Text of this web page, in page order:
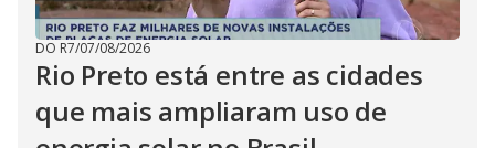
DO R7/07/08/2026
Rio Preto está entre as cidades
que mais ampliaram uso de